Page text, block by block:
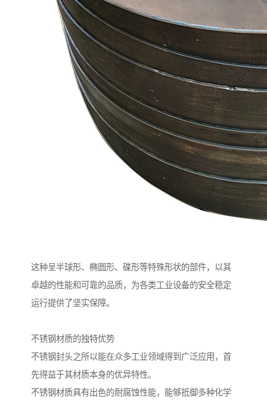
这种呈半球形、椭圆形、碟形等特殊形状的部件，以其
卓越的性能和可靠的品质，为各类工业设备的安全稳定
运行提供了坚实保障。
不锈钢材质的独特优势
不锈钢封头之所以能在众多工业领域得到广泛应用，首
先得益于其材质本身的优异特性。
不锈钢材质具有出色的耐腐蚀性能，能够抵御多种化学